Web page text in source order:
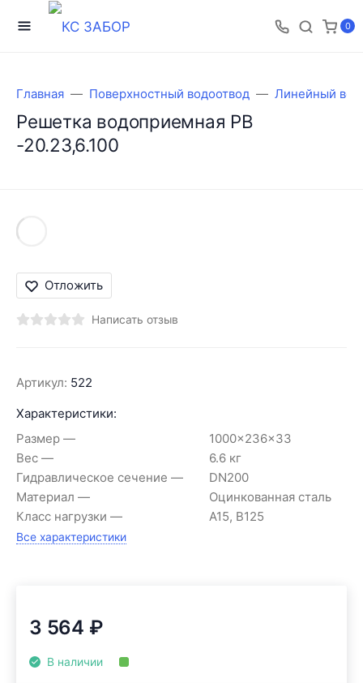
0
Главная Поверхностный водоотвод Линейный
Решетка водоприемная РВ
-20.23,6.100
Отложить
Написать отзыв
Артикул: 522
Характеристики:
Размер
1000x236x33
Вес
6.6 кг
Гидравлическое сечение
DN200
Материал
Оцинкованная сталь
Класс нагрузки
A15, B125
Все характеристики
3 564 ₽
В наличии